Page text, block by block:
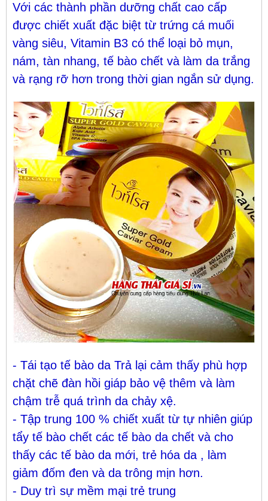
Với các thành phần dưỡng chất cao cấp
được chiết xuất đặc biệt từ trứng cá muối
vàng siêu, Vitamin B3 có thể loại bỏ mụn,
nám, tàn nhang, tế bào chết và làm da trắng
và rạng rỡ hơn trong thời gian ngắn sử dụng.
- Tái tạo tế bào da Trả lại cảm thấy phù hợp
chặt chẽ đàn hồi giáp bảo vệ thêm và làm
chậm trễ quá trình da chảy xệ.
- Tập trung 100 % chiết xuất từ tự nhiên giúp
tẩy tế bào chết các tế bào da chết và cho
thấy các tế bào da mới, trẻ hóa da , làm
giảm đốm đen và da trông mịn hơn.
- Duy trì sự mềm mại trẻ trung